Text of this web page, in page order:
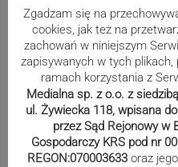
Biało-zieloni
Rekord –
Mistrzowie
ZDJĘCIA
Zgadzam się na
cookies, jak też na
zachowań w niniejszym
zapisywanych w tych
ramach korzystania z
Medialna sp. z o.o. z
ul. Żywiecka 118, wpisana
przez Sąd Rejonowy w
Gospodarczy KRS pod nr
REGON:070003633 oraz jego